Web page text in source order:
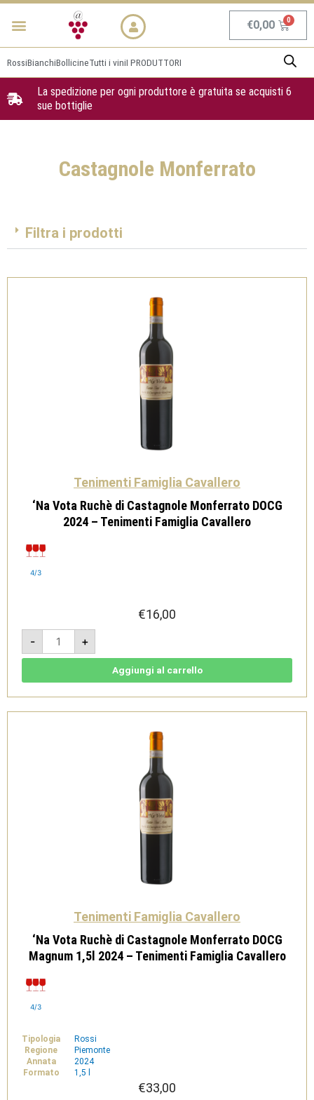
Vai
Menu €0,00
RossiBianchiBollicineTutti i viniI PRODUTTORI
La spedizione per ogni produttore è gratuita se acquisti 6
sue bottiglie
Castagnole Monferrato
Filtra i prodotti
Tenimenti Famiglia Cavallero
‘Na Vota Ruchè di Castagnole Monferrato DOCG
2024 – Tenimenti Famiglia Cavallero
4/3
€16,00
-
'Na
Vota
Ruchè
di
2024
Tenimenti
+
Aggiungi al carrello
Tenimenti Famiglia Cavallero
‘Na Vota Ruchè di Castagnole Monferrato DOCG
Magnum 1,5l 2024 – Tenimenti Famiglia Cavallero
4/3
Tipologia
Rossi
Regione
Piemonte
Annata
2024
Formato
1,5 l
€33,00